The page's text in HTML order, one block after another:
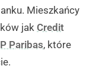
Mieszkańcy
jak Credit
Paribas, które